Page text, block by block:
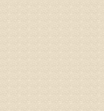
姓名：
病情描
专家回
的放射
姓名：
专家回